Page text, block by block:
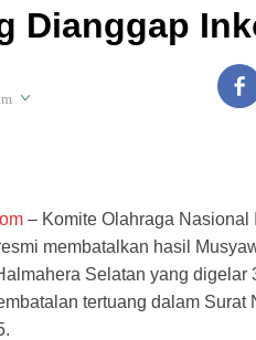
Dianggap
– Komite Olahraga Nasional
membatalkan hasil
Selatan yang digelar
tertuang dalam Surat